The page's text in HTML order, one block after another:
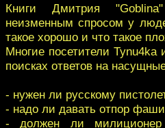
Книги Дмитрия
неизменным спросом у
такое хорошо и что такое
Многие посетители
поисках ответов на
- нужен ли русскому
- надо ли давать отпор
- должен ли милиционер